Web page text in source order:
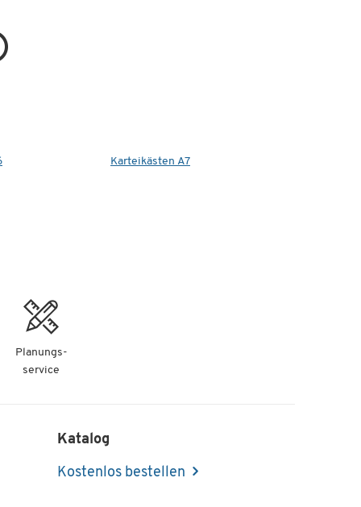
Karteikästen A7
Planungs-
service
Katalog
Kostenlos bestellen